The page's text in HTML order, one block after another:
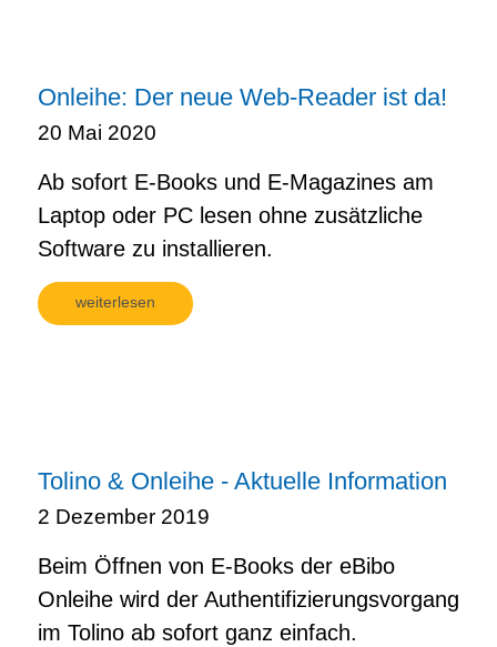
Onleihe: Der neue Web-Reader ist da!
20 Mai 2020
Ab sofort E-Books und E-Magazines am
Laptop oder PC lesen ohne zusätzliche
Software zu installieren.
weiterlesen
Tolino & Onleihe - Aktuelle Information
2 Dezember 2019
Beim Öffnen von E-Books der eBibo
Onleihe wird der Authentifizierungsvorgang
im Tolino ab sofort ganz einfach.